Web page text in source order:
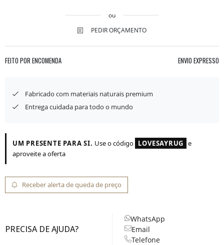
ou
PEDIR ORÇAMENTO
FEITO POR ENCOMENDA ENVIO EXPRESSO
Fabricado com materiais naturais premium
Entrega cuidada para todo o mundo
UM PRESENTE PARA SI. Use o código LOVESAYRUG e
aproveite a oferta
Receber alerta de queda de preço
PRECISA DE AJUDA?
WhatsApp
Email
Telefone